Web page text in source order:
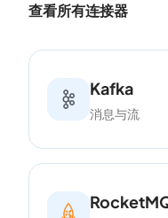
查看所有连接器
Kafka
消息与流